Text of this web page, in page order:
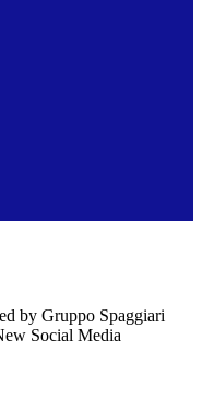
by Gruppo Spaggiari
Social Media